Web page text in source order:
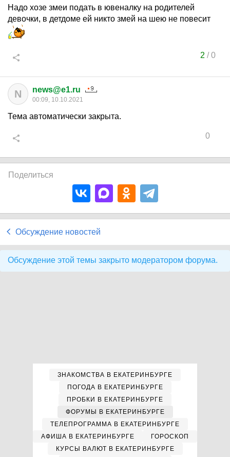
Надо хозе змеи подать в ювеналку на родителей
девочки, в детдоме ей никто змей на шею не повесит
2 /0
N news@e1.ru
00:09, 10.10.2021
Тема автоматически закрыта.
0
Поделиться
Обсуждение новостей
Обсуждение этой темы закрыто модератором форума.
ЗНАКОМСТВА В ЕКАТЕРИНБУРГЕ
ПОГОДА В ЕКАТЕРИНБУРГЕ
ПРОБКИ В ЕКАТЕРИНБУРГЕ
ФОРУМЫ В ЕКАТЕРИНБУРГЕ
ТЕЛЕПРОГРАММА В ЕКАТЕРИНБУРГЕ
АФИША В ЕКАТЕРИНБУРГЕ
ГОРОСКОП
КУРСЫ ВАЛЮТ В ЕКАТЕРИНБУРГЕ